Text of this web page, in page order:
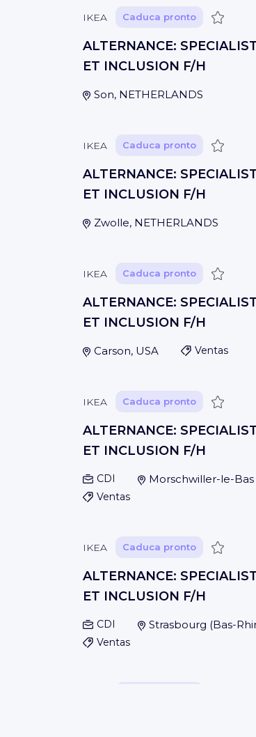
IKEA Caduca pronto Guardar
ALTERNANCE:
ET INCLUSION F/H
Son, NETHERLANDS
IKEA Caduca pronto Guardar
ALTERNANCE:
ET INCLUSION F/H
Zwolle, NETHERLANDS
IKEA Caduca pronto Guardar
ALTERNANCE:
ET INCLUSION F/H
Carson, USA Ventas
IKEA Caduca pronto Guardar
ALTERNANCE:
ET INCLUSION F/H
CDI Morschwiller-le-Bas
Ventas
IKEA Caduca pronto Guardar
ALTERNANCE:
ET INCLUSION F/H
CDI Strasbourg (Bas-
Ventas